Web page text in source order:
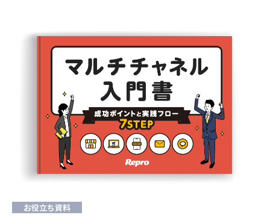
お役立ち資料